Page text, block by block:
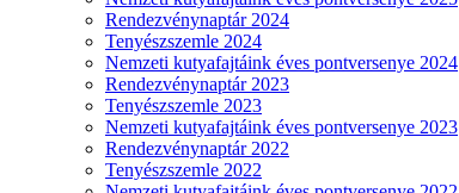
Rendezvénynaptár 2024
Tenyészszemle 2024
Nemzeti kutyafajtáink éves pontversenye 2024
Rendezvénynaptár 2023
Tenyészszemle 2023
Nemzeti kutyafajtáink éves pontversenye 2023
Rendezvénynaptár 2022
Tenyészszemle 2022